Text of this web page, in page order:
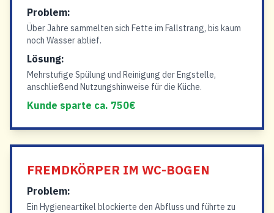
Problem:
Über Jahre sammelten sich Fette im Fallstrang, bis kaum
noch Wasser ablief.
Lösung:
Mehrstufige Spülung und Reinigung der Engstelle,
anschließend Nutzungshinweise für die Küche.
Kunde sparte ca. 750€
FREMDKÖRPER IM WC-BOGEN
Problem:
Ein Hygieneartikel blockierte den Abfluss und führte zu